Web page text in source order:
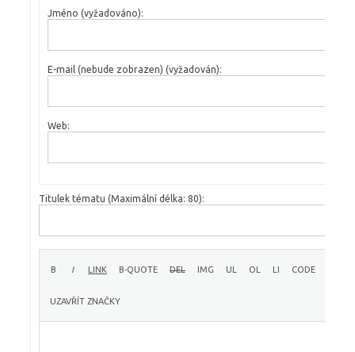
Jméno (vyžadováno):
E-mail (nebude zobrazen) (vyžadován):
Web:
Titulek tématu (Maximální délka: 80):